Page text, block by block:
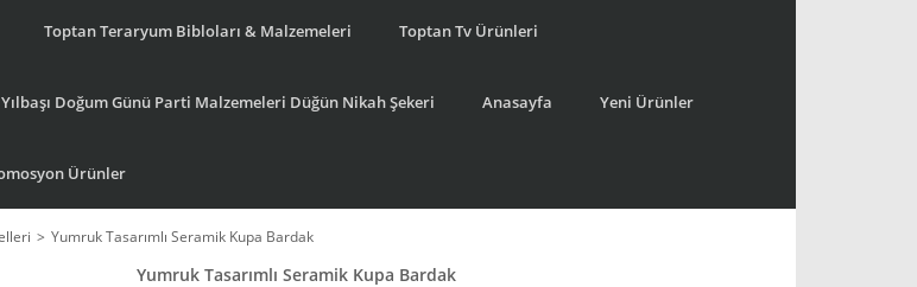
Toptan Teraryum Bibloları & Malzemeleri Toptan Tv Ürünleri
Yılbaşı Doğum Günü Parti Malzemeleri Düğün Nikah Şekeri Anasayfa Yeni Ürünler
Ürünler
Yumruk Tasarımlı Seramik Kupa Bardak
Yumruk Tasarımlı Seramik Kupa Bardak